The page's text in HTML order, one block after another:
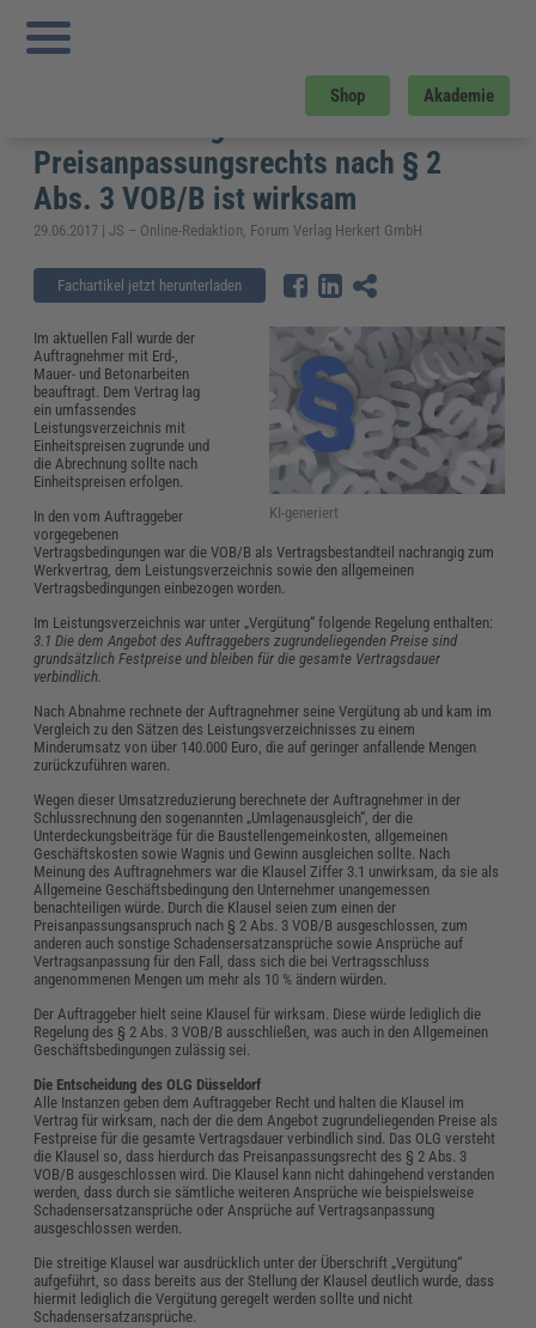
Shop Akademie
Sie sind hier:
Aktuelles Urteil des OLG Düsseldorf: Formularmäßiger Ausschluss des
Preisanpassungsrechts nach § 2 Abs. 3 VOB/B ist wirksam
Aktuelles Urteil des OLG Düsseldorf:
Formularmäßiger Ausschluss des
Preisanpassungsrechts nach § 2
Abs. 3 VOB/B ist wirksam
29.06.2017 | JS – Online-Redaktion, Forum Verlag Herkert GmbH
Fachartikel jetzt herunterladen
KI-generiert
Im aktuellen Fall wurde der
Auftragnehmer mit Erd-,
Mauer- und Betonarbeiten
beauftragt. Dem Vertrag lag
ein umfassendes
Leistungsverzeichnis mit
Einheitspreisen zugrunde und
die Abrechnung sollte nach
Einheitspreisen erfolgen.
In den vom Auftraggeber
vorgegebenen
Vertragsbedingungen war die VOB/B als Vertragsbestandteil nachrangig zum
Werkvertrag, dem Leistungsverzeichnis sowie den allgemeinen
Vertragsbedingungen einbezogen worden.
Im Leistungsverzeichnis war unter „Vergütung“ folgende Regelung enthalten:
3.1 Die dem Angebot des Auftraggebers zugrundeliegenden Preise sind
grundsätzlich Festpreise und bleiben für die gesamte Vertragsdauer
verbindlich.
Nach Abnahme rechnete der Auftragnehmer seine Vergütung ab und kam im
Vergleich zu den Sätzen des Leistungsverzeichnisses zu einem
Minderumsatz von über 140.000 Euro, die auf geringer anfallende Mengen
zurückzuführen waren.
Wegen dieser Umsatzreduzierung berechnete der Auftragnehmer in der
Schlussrechnung den sogenannten „Umlagenausgleich“, der die
Unterdeckungsbeiträge für die Baustellengemeinkosten, allgemeinen
Geschäftskosten sowie Wagnis und Gewinn ausgleichen sollte. Nach
Meinung des Auftragnehmers war die Klausel Ziffer 3.1 unwirksam, da sie als
Allgemeine Geschäftsbedingung den Unternehmer unangemessen
benachteiligen würde. Durch die Klausel seien zum einen der
Preisanpassungsanspruch nach § 2 Abs. 3 VOB/B ausgeschlossen, zum
anderen auch sonstige Schadensersatzansprüche sowie Ansprüche auf
Vertragsanpassung für den Fall, dass sich die bei Vertragsschluss
angenommenen Mengen um mehr als 10 % ändern würden.
Der Auftraggeber hielt seine Klausel für wirksam. Diese würde lediglich die
Regelung des § 2 Abs. 3 VOB/B ausschließen, was auch in den Allgemeinen
Geschäftsbedingungen zulässig sei.
Die Entscheidung des OLG Düsseldorf
Alle Instanzen geben dem Auftraggeber Recht und halten die Klausel im
Vertrag für wirksam, nach der die dem Angebot zugrundeliegenden Preise als
Festpreise für die gesamte Vertragsdauer verbindlich sind. Das OLG versteht
die Klausel so, dass hierdurch das Preisanpassungsrecht des § 2 Abs. 3
VOB/B ausgeschlossen wird. Die Klausel kann nicht dahingehend verstanden
werden, dass durch sie sämtliche weiteren Ansprüche wie beispielsweise
Schadensersatzansprüche oder Ansprüche auf Vertragsanpassung
ausgeschlossen werden.
Die streitige Klausel war ausdrücklich unter der Überschrift „Vergütung“
aufgeführt, so dass bereits aus der Stellung der Klausel deutlich wurde, dass
hiermit lediglich die Vergütung geregelt werden sollte und nicht
Schadensersatzansprüche.